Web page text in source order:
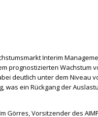
Interim
prognostizierten Wachstum
deutlich unter dem Niveau
ein Rückgang der
Görres, Vorsitzender des